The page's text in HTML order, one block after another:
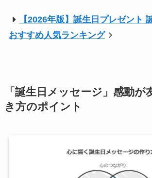
【2026年版】誕生日プレゼント
おすすめ人気ランキング
「誕生日メッセージ」感動が
き方のポイント